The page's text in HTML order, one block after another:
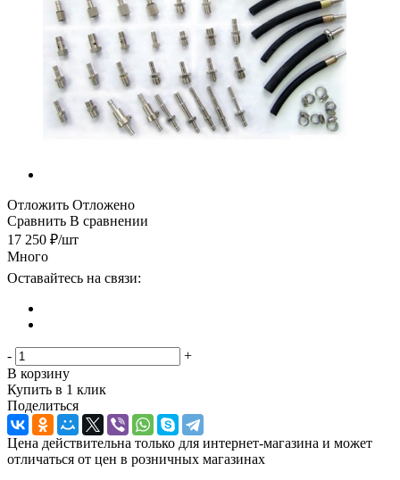
Отложить Отложено
Сравнить В сравнении
17 250 ₽/шт
Много
Оставайтесь на связи:
-
+
В корзину
Купить в 1 клик
Поделиться
Цена действительна только для интернет-магазина и может
отличаться от цен в розничных магазинах